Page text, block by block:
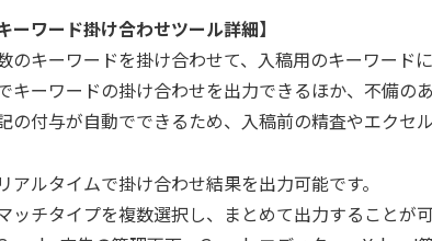
キーワード掛け合わせツール詳細】
のキーワードを掛け合わせて、入稿用のキーワード
キーワードの掛け合わせを出力できるほか、不備の
の付与が自動でできるため、入稿前の精査やエクセ
アルタイムで掛け合わせ結果を出力可能です。
ッチタイプを複数選択し、まとめて出力することが可